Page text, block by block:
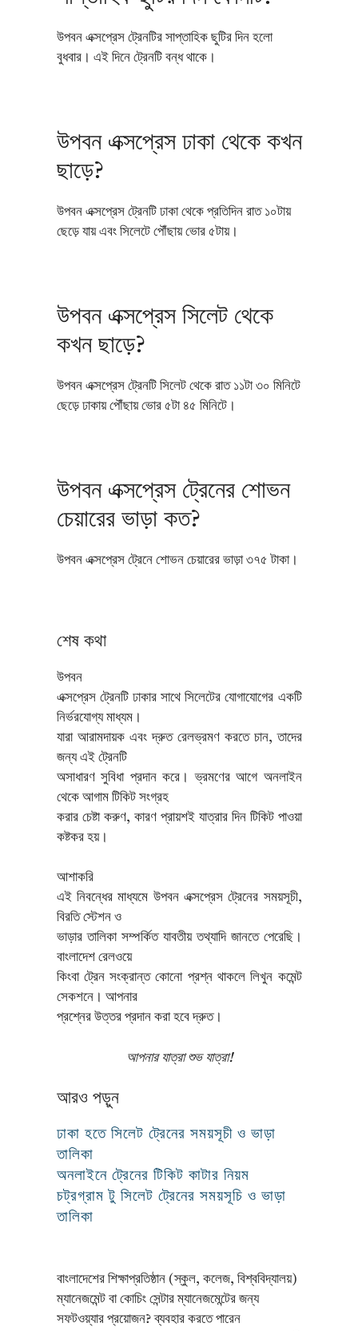
উপবন এক্সপ্রেস ট্রেনটির সাপ্তাহিক ছুটির দিন হলো
বুধবার। এই দিনে ট্রেনটি বন্ধ থাকে।
উপবন এক্সপ্রেস ঢাকা থেকে কখন
ছাড়ে?
উপবন এক্সপ্রেস ট্রেনটি ঢাকা থেকে প্রতিদিন রাত ১০টায়
ছেড়ে যায় এবং সিলেটে পৌঁছায় ভোর ৫টায়।
উপবন এক্সপ্রেস সিলেট থেকে
কখন ছাড়ে?
উপবন এক্সপ্রেস ট্রেনটি সিলেট থেকে রাত ১১টা ৩০ মিনিটে
ছেড়ে ঢাকায় পৌঁছায় ভোর ৫টা ৪৫ মিনিটে।
উপবন এক্সপ্রেস ট্রেনের শোভন
চেয়ারের ভাড়া কত?
উপবন এক্সপ্রেস ট্রেনে শোভন চেয়ারের ভাড়া ৩৭৫ টাকা।
শেষ কথা
উপবন
এক্সপ্রেস ট্রেনটি ঢাকার সাথে সিলেটের যোগাযোগের একটি
নির্ভরযোগ্য মাধ্যম।
যারা আরামদায়ক এবং দ্রুত রেলভ্রমণ করতে চান, তাদের
জন্য এই ট্রেনটি
অসাধারণ সুবিধা প্রদান করে। ভ্রমণের আগে অনলাইন
থেকে আগাম টিকিট সংগ্রহ
করার চেষ্টা করুণ, কারণ প্রায়শই যাত্রার দিন টিকিট পাওয়া
কষ্টকর হয়।
আশাকরি
এই নিবন্ধের মাধ্যমে উপবন এক্সপ্রেস ট্রেনের সময়সূচী,
বিরতি স্টেশন ও
ভাড়ার তালিকা সম্পর্কিত যাবতীয় তথ্যাদি জানতে পেরেছি।
বাংলাদেশ রেলওয়ে
কিংবা ট্রেন সংক্রান্ত কোনো প্রশ্ন থাকলে লিখুন কমেন্ট
সেকশনে। আপনার
প্রশ্নের উত্তর প্রদান করা হবে দ্রুত।
আপনার যাত্রা শুভ যাত্রা!
আরও পড়ুন
ঢাকা হতে সিলেট ট্রেনের সময়সূচী ও ভাড়া
তালিকা
অনলাইনে ট্রেনের টিকিট কাটার নিয়ম
চট্রগ্রাম টু সিলেট ট্রেনের সময়সূচি ও ভাড়া
তালিকা
বাংলাদেশের শিক্ষাপ্রতিষ্ঠান (স্কুল, কলেজ, বিশ্ববিদ্যালয়)
ম্যানেজমেন্ট বা কোচিং সেন্টার ম্যানেজমেন্টের জন্য
সফটওয়্যার প্রয়োজন? ব্যবহার করতে পারেন